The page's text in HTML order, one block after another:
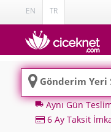
EN TR
Gönderim Yeri
local_shippingAynı Gün
6 Ay Taksit